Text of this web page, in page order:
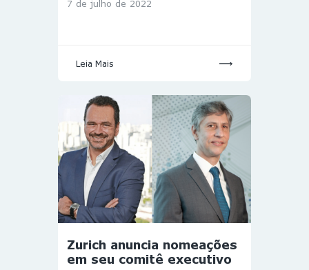
7 de julho de 2022
Leia Mais
Zurich anuncia nomeações
em seu comitê executivo